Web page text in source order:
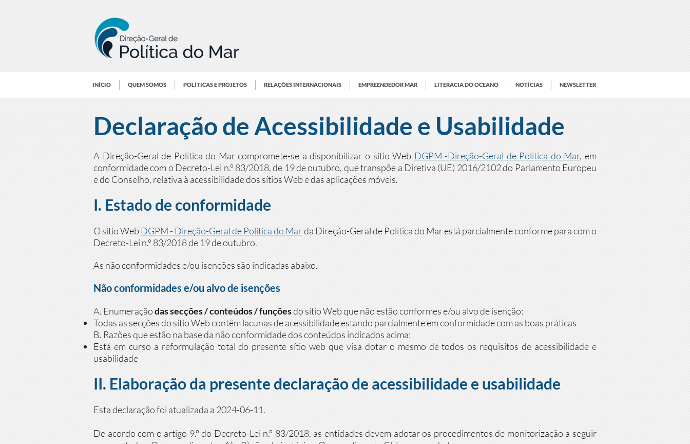
INÍCIO QUEM SOMOS POLÍTICAS E PROJETOS RELAÇÕES INTERNACIONAIS EMPREENDEDOR MAR LITERACIA DO OCEANO NOTÍCIAS NEWSLETTER
Declaração de Acessibilidade e Usabilidade
A Direção-Geral de Política do Mar compromete-se a disponibilizar o sítio Web DGPM -Direção-Geral de Política do Mar, em
conformidade com o Decreto-Lei n.º 83/2018, de 19 de outubro, que transpõe a Diretiva (UE) 2016/2102 do Parlamento Europeu
e do Conselho, relativa à acessibilidade dos sítios Web e das aplicações móveis.
I. Estado de conformidade
O sítio Web DGPM - Direção-Geral de Política do Marda Direção-Geral de Política do Mar está parcialmente conforme para com o
Decreto-Lei n.º 83/2018 de 19 de outubro.
As não conformidades e/ou isenções são indicadas abaixo.
Não conformidades e/ou alvo de isenções
A. Enumeraçãodas secções / conteúdos / funçõesdo sítio Web que não estão conformes e/ou alvo de isenção:
Todas as secções do sítio Web contêm lacunas de acessibilidade estando parcialmente em conformidade com as boas práticas
B. Razões que estão na base da não conformidade dos conteúdos indicados acima:
Está em curso a reformulação total do presente sítio web que visa dotar o mesmo de todos os requisitos de acessibilidade e
usabilidade
II. Elaboração da presente declaração de acessibilidade e usabilidade
Esta declaração foi atualizada a 2024-06-11.
De acordo com o artigo 9.º do Decreto-Lei n.º 83/2018, as entidades devem adotar os procedimentos de monitorização a seguir